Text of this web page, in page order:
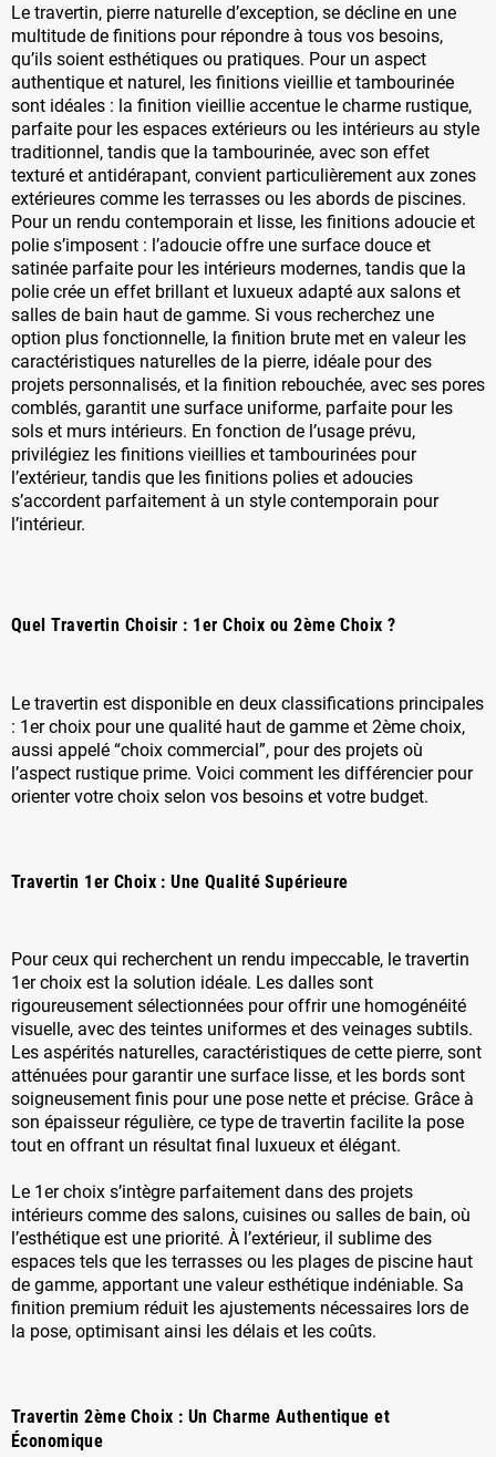
Le travertin, pierre naturelle d’exception, se décline en une
multitude de finitions pour répondre à tous vos besoins,
qu’ils soient esthétiques ou pratiques. Pour un aspect
authentique et naturel, les finitions vieillie et tambourinée
sont idéales : la finition vieillie accentue le charme rustique,
parfaite pour les espaces extérieurs ou les intérieurs au style
traditionnel, tandis que la tambourinée, avec son effet
texturé et antidérapant, convient particulièrement aux zones
extérieures comme les terrasses ou les abords de piscines.
Pour un rendu contemporain et lisse, les finitions adoucie et
polie s’imposent : l’adoucie offre une surface douce et
satinée parfaite pour les intérieurs modernes, tandis que la
polie crée un effet brillant et luxueux adapté aux salons et
salles de bain haut de gamme. Si vous recherchez une
option plus fonctionnelle, la finition brute met en valeur les
caractéristiques naturelles de la pierre, idéale pour des
projets personnalisés, et la finition rebouchée, avec ses pores
comblés, garantit une surface uniforme, parfaite pour les
sols et murs intérieurs. En fonction de l’usage prévu,
privilégiez les finitions vieillies et tambourinées pour
l’extérieur, tandis que les finitions polies et adoucies
s’accordent parfaitement à un style contemporain pour
l’intérieur.
Quel Travertin Choisir : 1er Choix ou 2ème Choix ?
Le travertin est disponible en deux classifications principales
: 1er choix pour une qualité haut de gamme et 2ème choix,
aussi appelé “choix commercial”, pour des projets où
l’aspect rustique prime. Voici comment les différencier pour
orienter votre choix selon vos besoins et votre budget.
Travertin 1er Choix : Une Qualité Supérieure
Pour ceux qui recherchent un rendu impeccable, le travertin
1er choix est la solution idéale. Les dalles sont
rigoureusement sélectionnées pour offrir une homogénéité
visuelle, avec des teintes uniformes et des veinages subtils.
Les aspérités naturelles, caractéristiques de cette pierre, sont
atténuées pour garantir une surface lisse, et les bords sont
soigneusement finis pour une pose nette et précise. Grâce à
son épaisseur régulière, ce type de travertin facilite la pose
tout en offrant un résultat final luxueux et élégant.
Le 1er choix s’intègre parfaitement dans des projets
intérieurs comme des salons, cuisines ou salles de bain, où
l’esthétique est une priorité. À l’extérieur, il sublime des
espaces tels que les terrasses ou les plages de piscine haut
de gamme, apportant une valeur esthétique indéniable. Sa
finition premium réduit les ajustements nécessaires lors de
la pose, optimisant ainsi les délais et les coûts.
Travertin 2ème Choix : Un Charme Authentique et
Économique